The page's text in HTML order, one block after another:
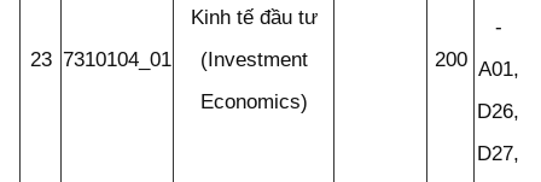
23 7310104_01
Kinh tế đầu tư
(Investment
Economics)
200
-
A01,
D26,
D27,